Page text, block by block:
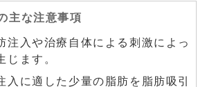
主な注意事項
注入や治療自体による刺激によっ
じます。
入に適した少量の脂肪を脂肪吸引